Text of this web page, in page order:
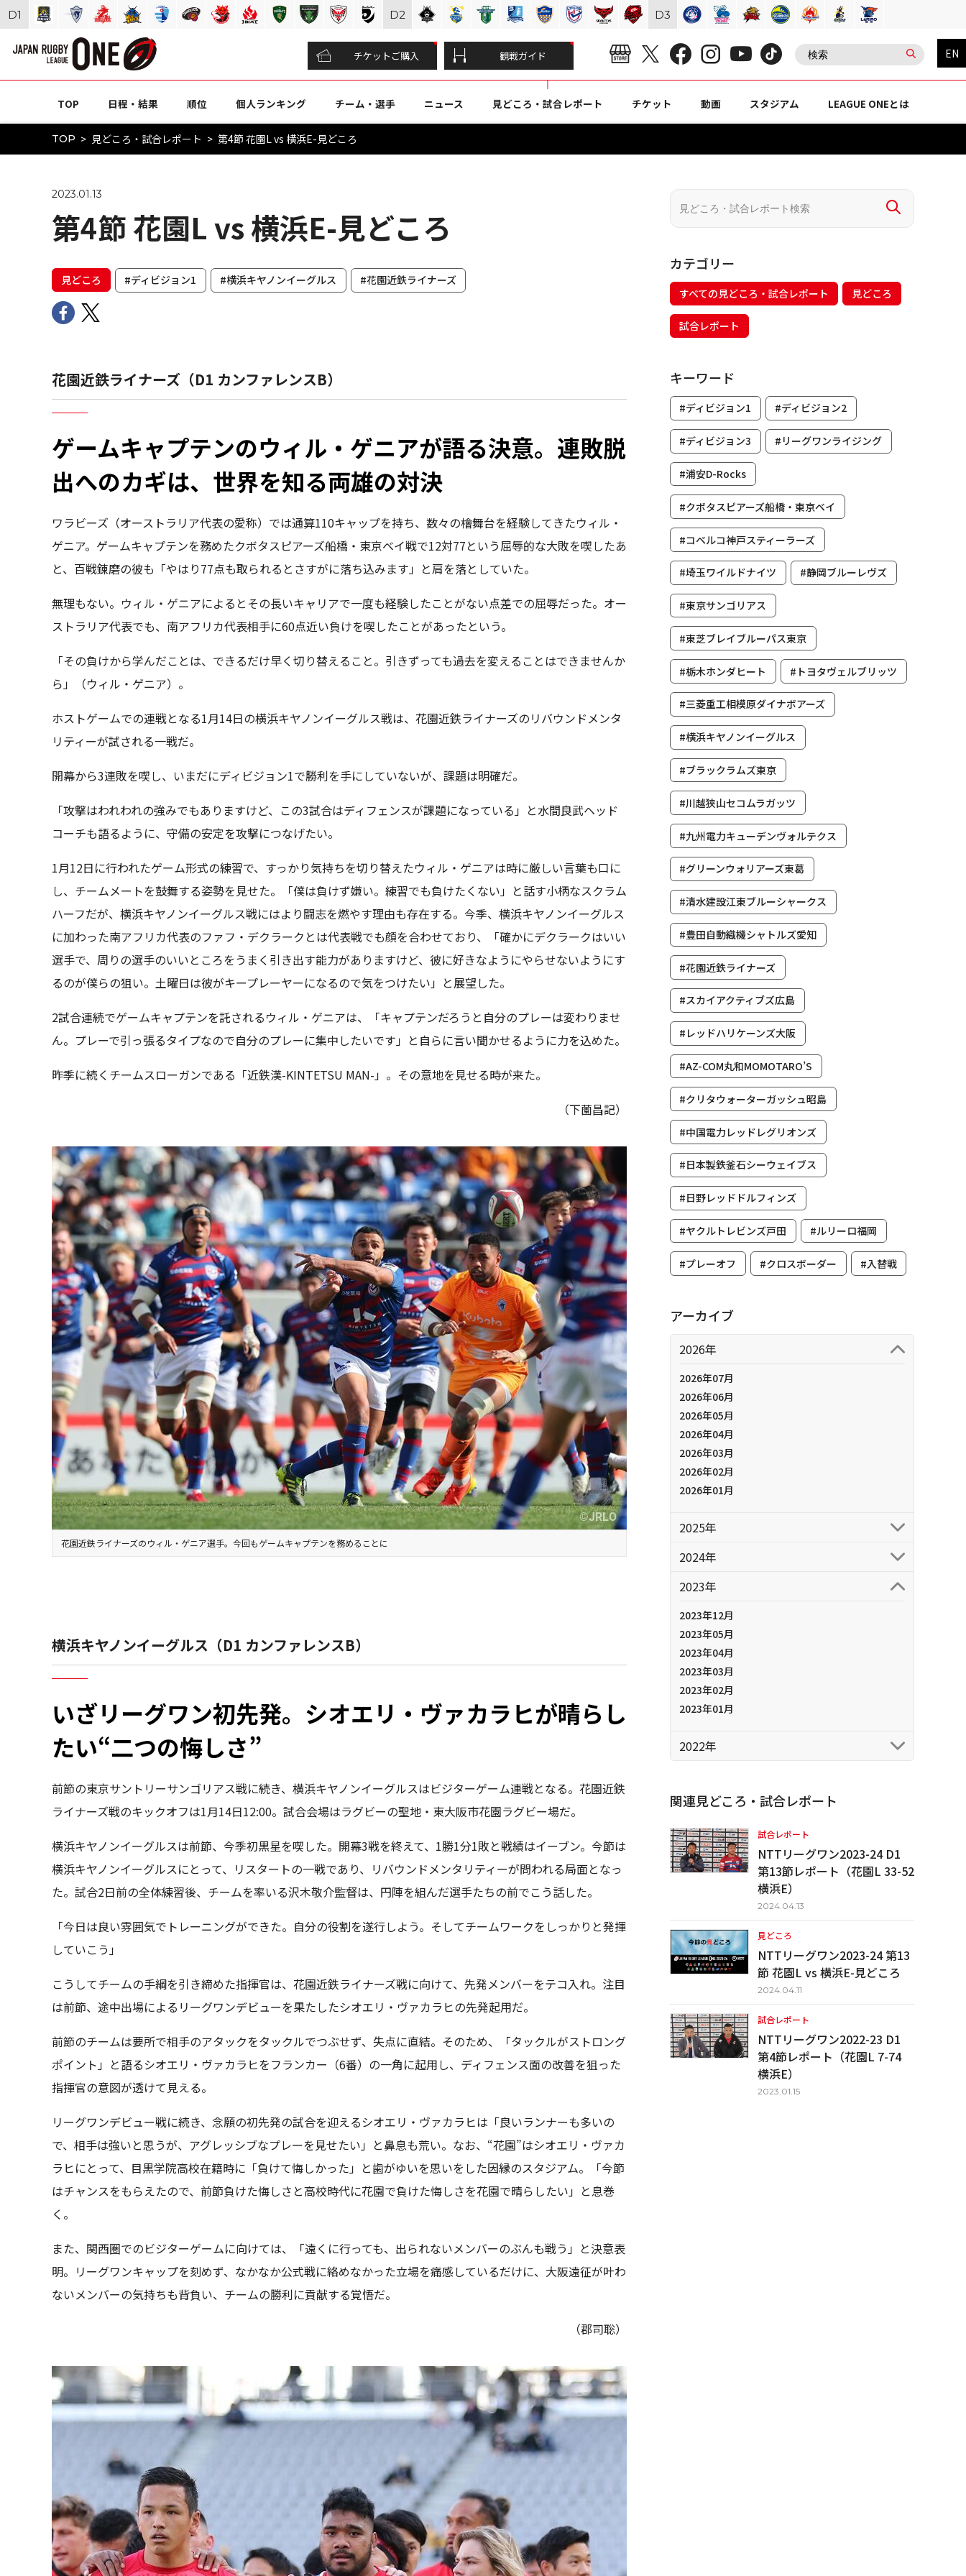
チケットご購入 観戦ガイド EN
TOP 日程・結果 順位 個人ランキング チーム・選手 ニュース 見どころ・試合レポート チケット 動画 スタジアム LEAGUE ONEとは
TOP 見どころ・試合レポート 第4節 花園L vs 横浜E-見どころ
2023.01.13
第4節 花園L vs 横浜E-見どころ
見どころ #ディビジョン1 #横浜キヤノンイーグルス #花園近鉄ライナーズ
花園近鉄ライナーズ（D1 カンファレンスB）
ゲームキャプテンのウィル・ゲニアが語る決意。連敗脱
出へのカギは、世界を知る両雄の対決
ワラビーズ（オーストラリア代表の愛称）では通算110キャップを持ち、数々の檜舞台を経験してきたウィル・
ゲニア。ゲームキャプテンを務めたクボタスピアーズ船橋・東京ベイ戦で12対77という屈辱的な大敗を喫したあ
と、百戦錬磨の彼も「やはり77点も取られるとさすがに落ち込みます」と肩を落としていた。
無理もない。ウィル・ゲニアによるとその長いキャリアで一度も経験したことがない点差での屈辱だった。オー
ストラリア代表でも、南アフリカ代表相手に60点近い負けを喫したことがあったという。
「その負けから学んだことは、できるだけ早く切り替えること。引きずっても過去を変えることはできませんか
ら」（ウィル・ゲニア）。
ホストゲームでの連戦となる1月14日の横浜キヤノンイーグルス戦は、花園近鉄ライナーズのリバウンドメンタ
リティーが試される一戦だ。
開幕から3連敗を喫し、いまだにディビジョン1で勝利を手にしていないが、課題は明確だ。
「攻撃はわれわれの強みでもありますけど、この3試合はディフェンスが課題になっている」と水間良武ヘッド
コーチも語るように、守備の安定を攻撃につなげたい。
1月12日に行われたゲーム形式の練習で、すっかり気持ちを切り替えたウィル・ゲニアは時に厳しい言葉も口に
し、チームメートを鼓舞する姿勢を見せた。「僕は負けず嫌い。練習でも負けたくない」と話す小柄なスクラム
ハーフだが、横浜キヤノンイーグルス戦にはより闘志を燃やす理由も存在する。今季、横浜キヤノンイーグルス
に加わった南アフリカ代表のファフ・デクラークとは代表戦でも顔を合わせており、「確かにデクラークはいい
選手で、周りの選手のいいところをうまく引き出す能力がありますけど、彼に好きなようにやらせないようにす
るのが僕らの狙い。土曜日は彼がキープレーヤーになるので気をつけたい」と展望した。
2試合連続でゲームキャプテンを託されるウィル・ゲニアは、「キャプテンだろうと自分のプレーは変わりませ
ん。プレーで引っ張るタイプなので自分のプレーに集中したいです」と自らに言い聞かせるように力を込めた。
昨季に続くチームスローガンである「近鉄漢-KINTETSU MAN-」。その意地を見せる時が来た。
（下薗昌記）
花園近鉄ライナーズのウィル・ゲニア選手。今回もゲームキャプテンを務めることに
横浜キヤノンイーグルス（D1 カンファレンスB）
いざリーグワン初先発。シオエリ・ヴァカラヒが晴らし
たい“二つの悔しさ”
前節の東京サントリーサンゴリアス戦に続き、横浜キヤノンイーグルスはビジターゲーム連戦となる。花園近鉄
ライナーズ戦のキックオフは1月14日12:00。試合会場はラグビーの聖地・東大阪市花園ラグビー場だ。
横浜キヤノンイーグルスは前節、今季初黒星を喫した。開幕3戦を終えて、1勝1分1敗と戦績はイーブン。今節は
横浜キヤノンイーグルスにとって、リスタートの一戦であり、リバウンドメンタリティーが問われる局面となっ
た。試合2日前の全体練習後、チームを率いる沢木敬介監督は、円陣を組んだ選手たちの前でこう話した。
「今日は良い雰囲気でトレーニングができた。自分の役割を遂行しよう。そしてチームワークをしっかりと発揮
していこう」
こうしてチームの手綱を引き締めた指揮官は、花園近鉄ライナーズ戦に向けて、先発メンバーをテコ入れ。注目
は前節、途中出場によるリーグワンデビューを果たしたシオエリ・ヴァカラヒの先発起用だ。
前節のチームは要所で相手のアタックをタックルでつぶせず、失点に直結。そのため、「タックルがストロング
ポイント」と語るシオエリ・ヴァカラヒをフランカー（6番）の一角に起用し、ディフェンス面の改善を狙った
指揮官の意図が透けて見える。
リーグワンデビュー戦に続き、念願の初先発の試合を迎えるシオエリ・ヴァカラヒは「良いランナーも多いの
で、相手は強いと思うが、アグレッシブなプレーを見せたい」と鼻息も荒い。なお、“花園”はシオエリ・ヴァカ
ラヒにとって、目黒学院高校在籍時に「負けて悔しかった」と歯がゆいを思いをした因縁のスタジアム。「今節
はチャンスをもらえたので、前節負けた悔しさと高校時代に花園で負けた悔しさを花園で晴らしたい」と息巻
く。
また、関西圏でのビジターゲームに向けては、「遠くに行っても、出られないメンバーのぶんも戦う」と決意表
明。リーグワンキャップを刻めず、なかなか公式戦に絡めなかった立場を痛感しているだけに、大阪遠征が叶わ
ないメンバーの気持ちも背負い、チームの勝利に貢献する覚悟だ。
（郡司聡）
カテゴリー
すべての見どころ・試合レポート 見どころ
試合レポート
キーワード
#ディビジョン1 #ディビジョン2
#ディビジョン3 #リーグワンライジング
#浦安D-Rocks
#クボタスピアーズ船橋・東京ベイ
#コベルコ神戸スティーラーズ
#埼玉ワイルドナイツ #静岡ブルーレヴズ
#東京サンゴリアス
#東芝ブレイブルーパス東京
#栃木ホンダヒート #トヨタヴェルブリッツ
#三菱重工相模原ダイナボアーズ
#横浜キヤノンイーグルス
#ブラックラムズ東京
#川越狭山セコムラガッツ
#九州電力キューデンヴォルテクス
#グリーンウォリアーズ東葛
#清水建設江東ブルーシャークス
#豊田自動織機シャトルズ愛知
#花園近鉄ライナーズ
#スカイアクティブズ広島
#レッドハリケーンズ大阪
#AZ-COM丸和MOMOTARO’S
#クリタウォーターガッシュ昭島
#中国電力レッドレグリオンズ
#日本製鉄釜石シーウェイブス
#日野レッドドルフィンズ
#ヤクルトレビンズ戸田 #ルリーロ福岡
#プレーオフ #クロスボーダー #入替戦
アーカイブ
2026年
2026年07月
2026年06月
2026年05月
2026年04月
2026年03月
2026年02月
2026年01月
2025年
2024年
2023年
2023年12月
2023年05月
2023年04月
2023年03月
2023年02月
2023年01月
2022年
関連見どころ・試合レポート
試合レポート
NTTリーグワン2023-24 D1
第13節レポート（花園L 33-52
横浜E）
2024.04.13
見どころ
NTTリーグワン2023-24 第13
節 花園L vs 横浜E-見どころ
2024.04.11
試合レポート
NTTリーグワン2022-23 D1
第4節レポート（花園L 7-74
横浜E）
2023.01.15
D1 D2 D3